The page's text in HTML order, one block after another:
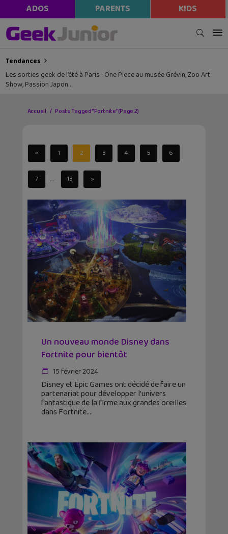
ADOS PARENTS KIDS
Tendances
Les sorties geek de l’été à Paris : One Piece au musée Grévin, Zoo Art
Show, Passion Japon…
Accueil Posts Tagged "Fortnite"(Page 2)
« 1 2 3 4 5 6
7 ... 13 »
Un nouveau monde Disney dans
Fortnite pour bientôt
15 février 2024
Disney et Epic Games ont décidé de faire un
partenariat pour développer l’univers
fantastique de la firme aux grandes oreilles
dans Fortnite.